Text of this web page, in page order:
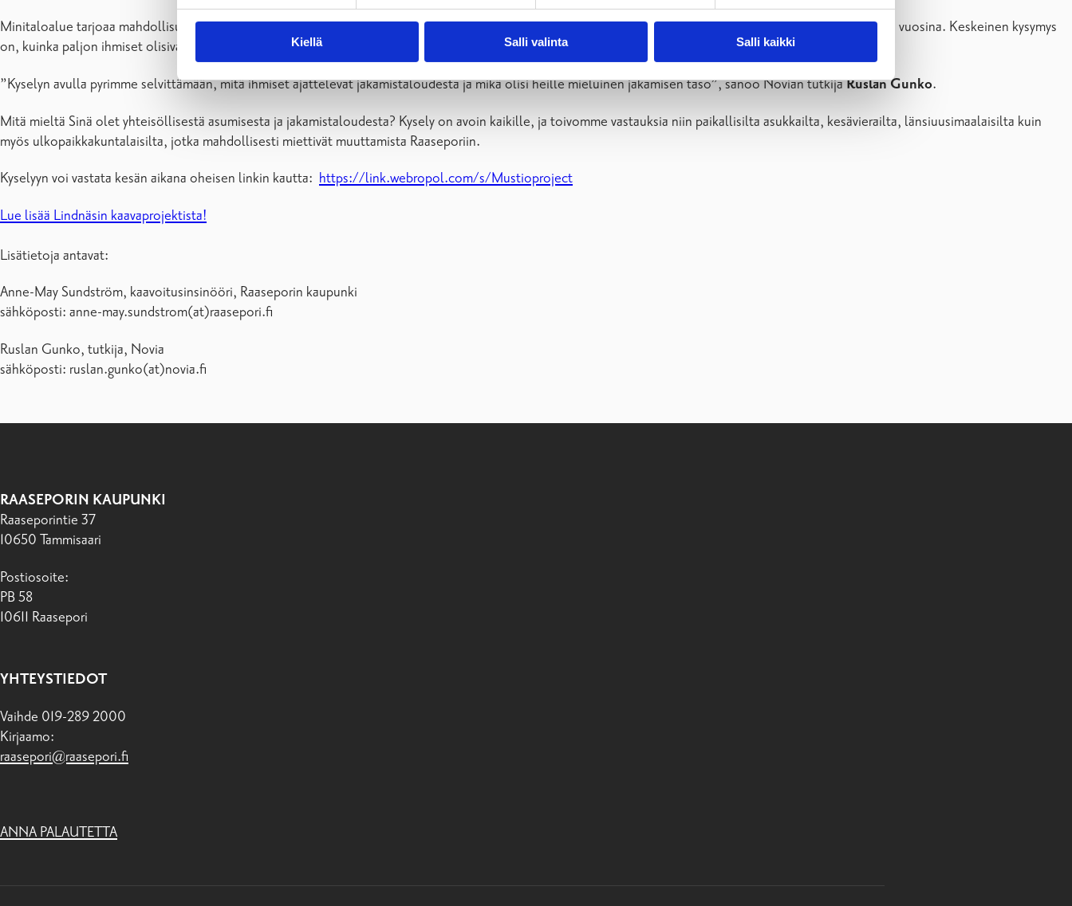
Kiellä Salli valinta Salli kaikki
Minitaloalue tarjoaa mahdollisuuksia yhteisöllisen ja ekologisesti kestävän asumisen kehittämiseen. Vastaavia alueita on rakennettu eri puolilla Suomea viime vuosina. Keskeinen kysymys
on, kuinka paljon ihmiset olisivat halukkaita jakamaan yhteisiä tiloja, tavaroita ja palveluita.
”Kyselyn avulla pyrimme selvittämään, mitä ihmiset ajattelevat jakamistaloudesta ja mikä olisi heille mieluinen jakamisen taso”, sanoo Novian tutkijaRuslan Gunko.
Mitä mieltä Sinä olet yhteisöllisestä asumisesta ja jakamistaloudesta? Kysely on avoin kaikille, ja toivomme vastauksia niin paikallisilta asukkailta, kesävierailta, länsiuusimaalaisilta kuin
myös ulkopaikkakuntalaisilta, jotka mahdollisesti miettivät muuttamista Raaseporiin.
Kyselyyn voi vastata kesän aikana oheisen linkin kautta: https://link.webropol.com/s/Mustioproject
Lue lisää Lindnäsin kaavaprojektista!
Lisätietoja antavat:
Anne-May Sundström, kaavoitusinsinööri, Raaseporin kaupunki
sähköposti: anne-may.sundstrom(at)raasepori.fi
Ruslan Gunko, tutkija, Novia
sähköposti: ruslan.gunko(at)novia.fi
RAASEPORIN KAUPUNKI
Raaseporintie 37
10650 Tammisaari
Postiosoite:
PB 58
10611 Raasepori
YHTEYSTIEDOT
Vaihde 019-289 2000
Kirjaamo:
raasepori@raasepori.fi
ANNA PALAUTETTA